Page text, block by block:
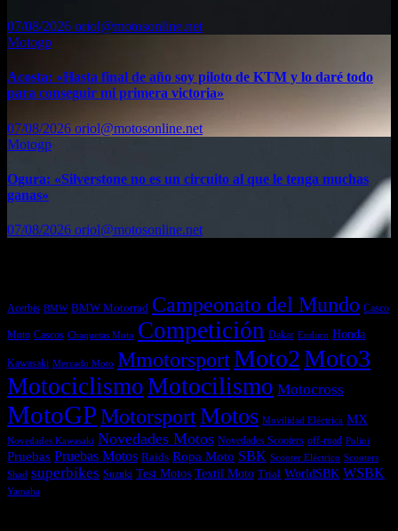
07/08/2026 oriol@motosonline.net
Motogp
Acosta: «Hasta final de año soy piloto de KTM y lo daré todo
para conseguir mi primera victoria»
07/08/2026 oriol@motosonline.net
Motogp
Ogura: «Silverstone no es un circuito al que le tenga muchas
ganas»
07/08/2026 oriol@motosonline.net
Acerbis BMW BMW Motorrad Campeonato del Mundo Casco
Moto Cascos Chaquetas Moto Competición Dakar Enduro Honda
Kawasaki Mercado Moto MmotorsportMoto2Moto3
MotociclismoMotocilismo Motocross
MotoGPMotorsportMotos Movilidad Eléctrica MX
Novedades Kawasaki Novedades Motos Novedades Scooters off-road Polini
Pruebas Pruebas Motos Raids Ropa Moto SBK Scooter Eléctrico Scooters
Shad superbikes Suzuki Test Motos Textil Moto Trial WorldSBK WSBK
Yamaha